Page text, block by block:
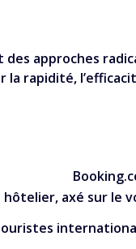
approches
la rapidité,
hôtelier, axé sur le